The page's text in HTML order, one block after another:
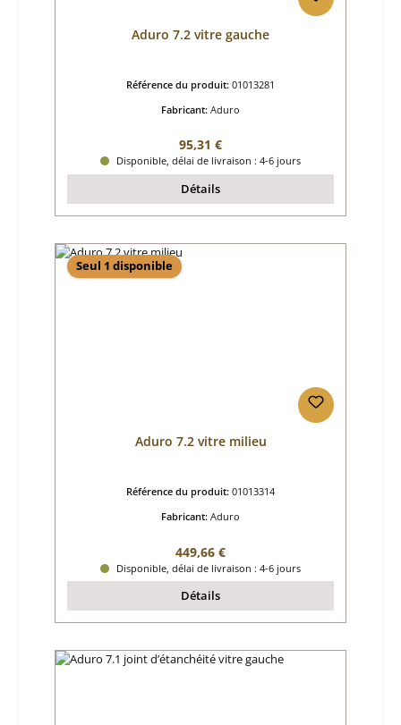
Aduro 7.2 vitre gauche
Référence du produit: 01013281
Fabricant: Aduro
Prix régulier :
95,31 €
Disponible, délai de livraison : 4-6 jours
Détails
Seul 1 disponible
Aduro 7.2 vitre milieu
Référence du produit: 01013314
Fabricant: Aduro
Prix régulier :
449,66 €
Disponible, délai de livraison : 4-6 jours
Détails